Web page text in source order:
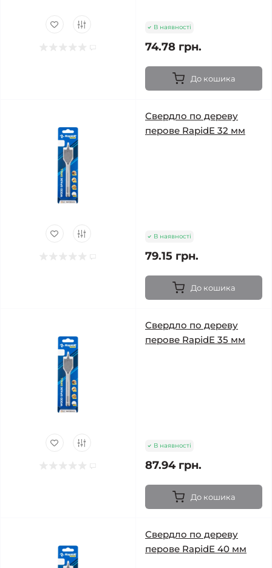
В наявності
74.78 грн.
До кошика
Свердло по дереву
перове RapidE 32 мм
В наявності
79.15 грн.
До кошика
Свердло по дереву
перове RapidE 35 мм
В наявності
87.94 грн.
До кошика
Свердло по дереву
перове RapidE 40 мм